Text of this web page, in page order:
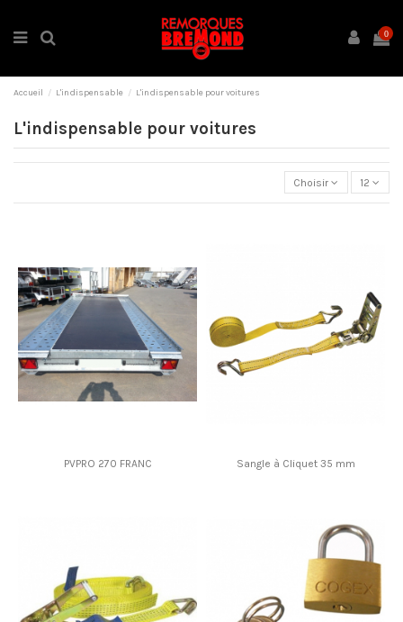
0
Accueil L'indispensable L'indispensable pour voitures
L'indispensable pour voitures
Choisir 12
PVPRO 270 FRANC Sangle à Cliquet 35 mm